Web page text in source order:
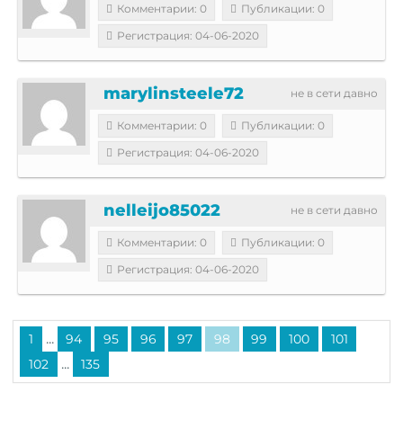
Комментарии: 0
Публикации: 0
Регистрация: 04-06-2020
не в сети давно
marylinsteele72
Комментарии: 0
Публикации: 0
Регистрация: 04-06-2020
не в сети давно
nelleijo85022
Комментарии: 0
Публикации: 0
Регистрация: 04-06-2020
1 ... 94 95 96 97 98 99 100
101
102
... 135